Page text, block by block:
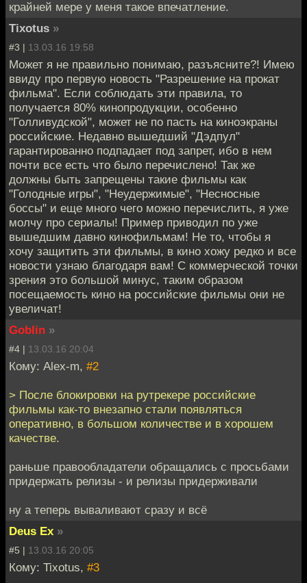
крайней мере у меня такое впечатление.
Tixotus »
#3 | 13.03.16 19:58
Может я не правильно понимаю, разъясните?! Имею
ввиду про первую новость "Разрешение на прокат
фильма". Если соблюдать эти правила, то
получается 80% кинопродукции, особенно
"Голливудской", может не по пасть на киноэкраны
российские. Недавно вышедший "Дэдпул"
гарантированно подпадает под запрет, ибо в нем
почти все есть что было перечислено! Так же
должны быть запрещены такие фильмы как
"Голодные игры", "Неудержимые", "Несносные
боссы" и еще много чего можно перечислить, я уже
молчу про сериалы! Пример приводил по уже
вышедшим давно кинофильмам! Не то, чтобы я
хочу защитить эти фильмы, в кино хожу редко и все
новости узнаю благодаря вам! С коммерческой точки
зрения это большой минус, таким образом
посещаемость кино на российские фильмы они не
увеличат!
Goblin »
#4 | 13.03.16 20:04
Кому: Alex-m, #2
> После блокировки на рутрекере российские
фильмы как-то внезапно стали появляться
оперативно, в большом количестве и в хорошем
качестве.
раньше правообладатели обращались с просьбами
придержать релизы - и релизы придерживали
ну а теперь вываливают сразу и всё
Deus Ex »
#5 | 13.03.16 20:05
Кому: Tixotus, #3